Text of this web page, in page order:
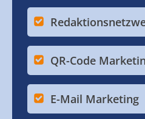
QR-Code
E-Mail Marketing